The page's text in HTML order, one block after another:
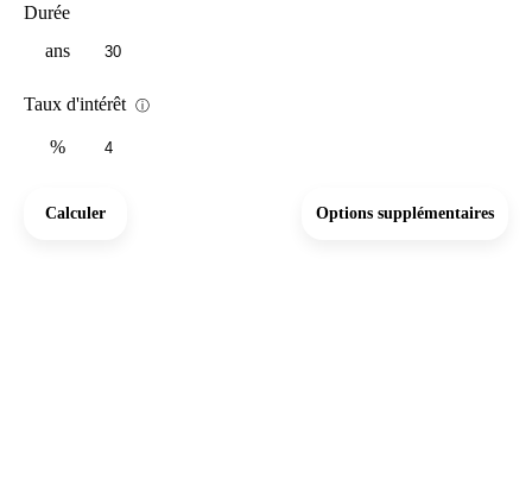
Durée
ans
Taux d'intérêt ⓘ
%
Options supplémentaires
Calculer